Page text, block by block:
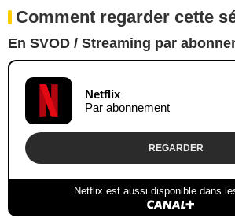
Comment regarder cette
En SVOD / Streaming par
Netflix
Par abonnement
REGARDER
Netflix est aussi disponible dans